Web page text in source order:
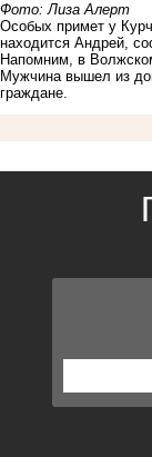
Фото: Лиза Алерт
Особых примет у
находится Андрей,
Напомним, в
Мужчина вышел из
граждане.